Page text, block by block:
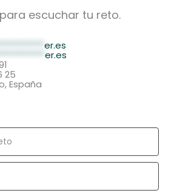
escuchar tu reto.
er.es
er.es
25
España